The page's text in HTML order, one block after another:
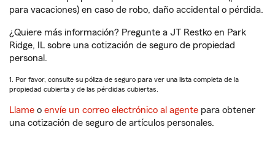
para vacaciones) en caso de robo, daño accidental o pérdida.
¿Quiere más información? Pregunte a JT Restko en Park
Ridge, IL sobre una cotización de seguro de propiedad
personal.
1. Por favor, consulte su póliza de seguro para ver una lista completa de la
propiedad cubierta y de las pérdidas cubiertas.
Llame o envíe un correo electrónico al agente para obtener
una cotización de seguro de artículos personales.